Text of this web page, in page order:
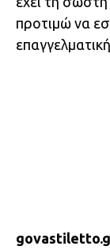
προτιμώ να